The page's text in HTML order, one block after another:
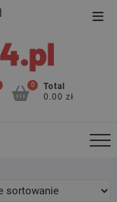
0
Total
0.00 zł